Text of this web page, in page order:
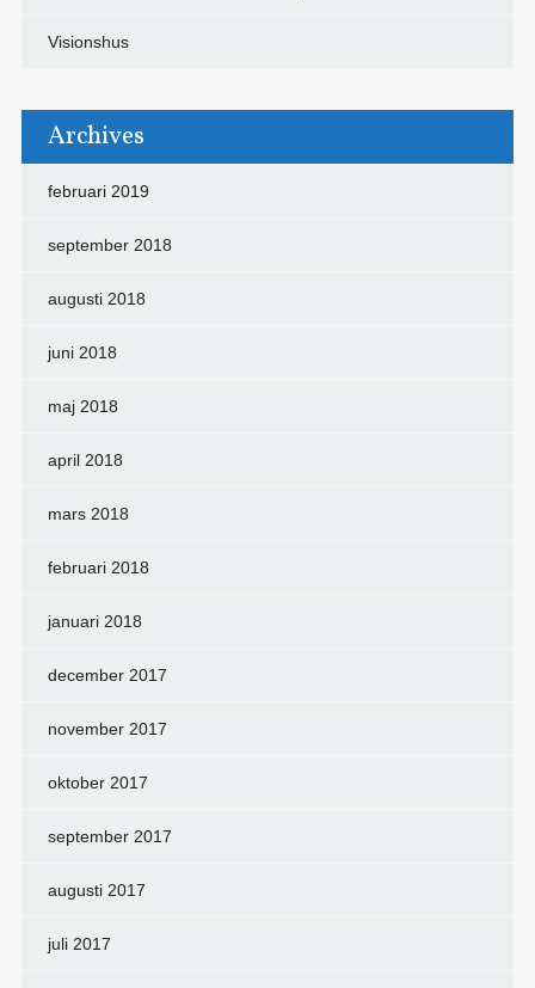
Visionshus
Archives
februari 2019
september 2018
augusti 2018
juni 2018
maj 2018
april 2018
mars 2018
februari 2018
januari 2018
december 2017
november 2017
oktober 2017
september 2017
augusti 2017
juli 2017